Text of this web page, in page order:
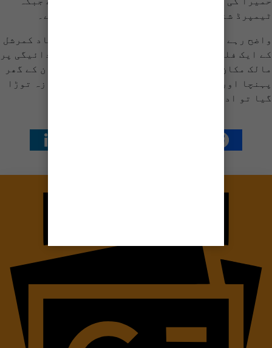
ٹیمپرڈ شناختی کارڈ پر 10 اکتوبر 1997 درج ہے۔
واضح رہے کہ حمیرا اصغر کی لاش 8 جولائی کو اتحاد کمرشل
کے ایک فلیٹ سے اس وقت ملی جب کرائے کی عدم ادائیگی پر
مالک مکان کے عدالت پہنچنے پر عدالتی بیلف ان کے گھر
پہنچا اور فلیٹ کا دروازہ نہ کھولنے پر دروازہ توڑا
گیا تو اداکارہ کی لاش برآمد ہوئی۔